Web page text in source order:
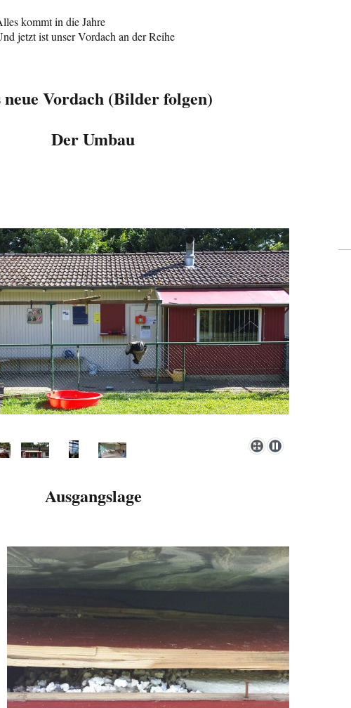
kommt in die Jahre
jetzt ist unser Vordach an der Reihe
neue Vordach (Bilder folgen)
Der Umbau
Ausgangslage